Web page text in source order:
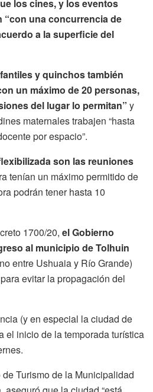
los cines, y los eventos
“con una concurrencia de
a la superficie del
y quinchos también
un máximo de 20 personas,
del lugar lo permitan” y
maternales trabajen “hasta
por espacio”.
son las reuniones
tenían un máximo permitido de
podrán tener hasta 10
1700/20, el Gobierno
al municipio de Tolhuin
entre Ushuaia y Río Grande)
evitar la propagación del
(y en especial la ciudad de
el inicio de la temporada turística
Turismo de la Municipalidad